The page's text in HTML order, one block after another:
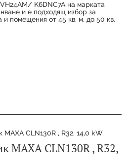
K6DNC7A на марката
и е подходящ избор за
и помещения от 45 кв. м. до 50 кв.
MAXA CLN130R , R32,